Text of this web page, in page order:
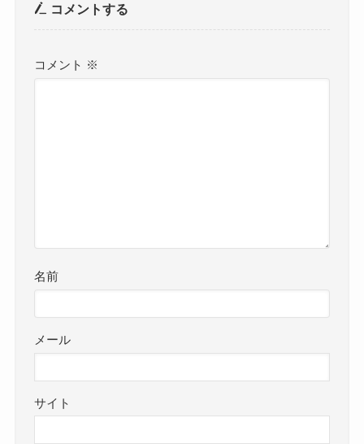
コメントする
コメント ※
名前
メール
サイト